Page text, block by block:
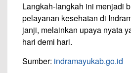
Langkah-langkah ini menjadi
pelayanan kesehatan di
janji, melainkan upaya nyata
hari demi hari.
Sumber: indramayukab.go.id